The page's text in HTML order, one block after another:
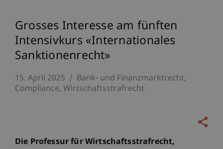
Grosses Interesse am fünften
Intensivkurs «Internationales
Sanktionenrecht»
15. April 2025
Bank- und Finanzmarktrecht
Compliance Wirtschaftsstrafrecht
Die Professur für Wirtschaftsstrafrecht,